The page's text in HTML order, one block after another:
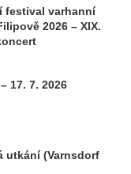
festival varhanní
2026 – XIX.
17. 7. 2026
utkání (Varnsdorf